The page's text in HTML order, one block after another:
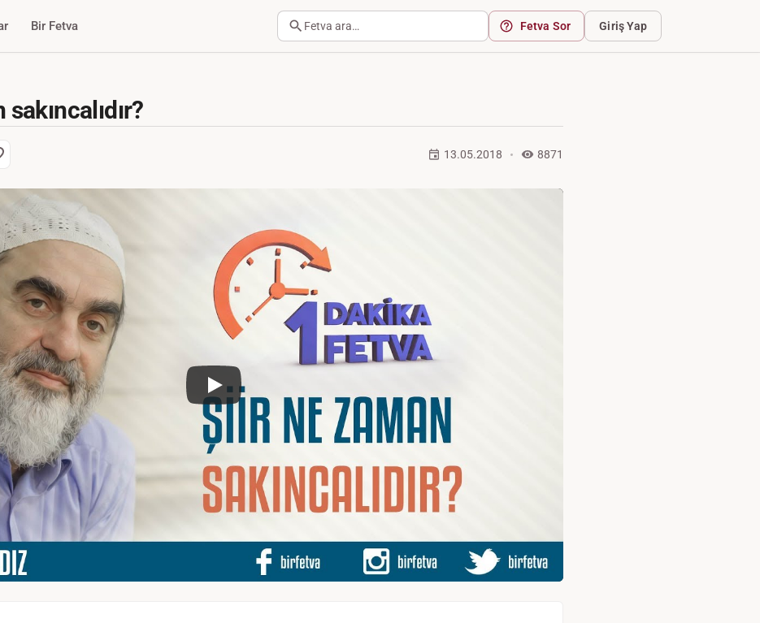
Bir Fetva Fetva ara… Fetva Sor Giriş Yap
13.05.2018 8871